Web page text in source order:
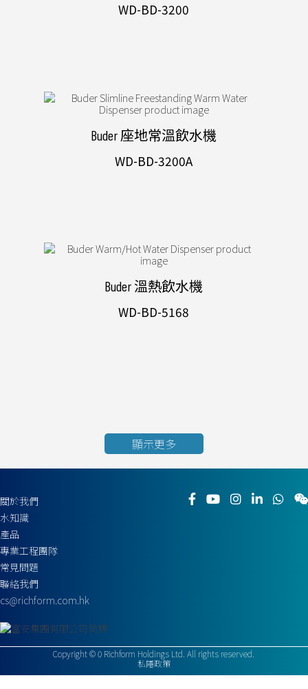
WD-BD-3200
Buder 座地常溫飲水機
WD-BD-3200A
Buder 溫熱飲水機
WD-BD-5168
顯示更多
關於我們
水知識
產品
專業工程團隊
常見問題
聯絡我們
cs@richform.com.hk
Copyright ©0 Richform Holdings Ltd. All rights reserved.
私隱政策